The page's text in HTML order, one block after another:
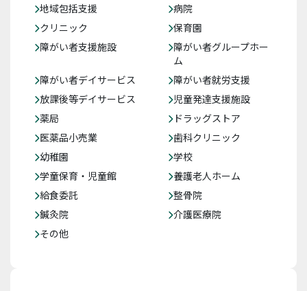
地域包括支援
病院
クリニック
保育園
障がい者支援施設
障がい者グループホー
ム
障がい者デイサービス
障がい者就労支援
放課後等デイサービス
児童発達支援施設
薬局
ドラッグストア
医薬品小売業
歯科クリニック
幼稚園
学校
学童保育・児童館
養護老人ホーム
給食委託
整骨院
鍼灸院
介護医療院
その他